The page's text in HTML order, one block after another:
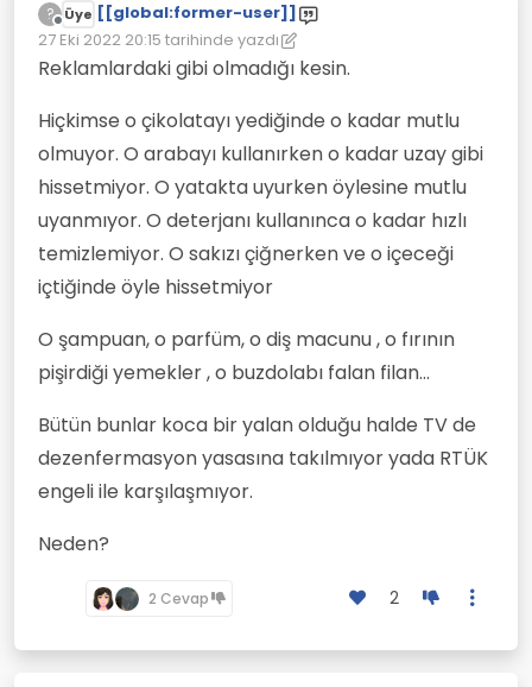
?
Çevrimdışı
Üye [[global:former-user]]
27 Eki 2022 20:15 tarihinde yazdı
Son düzenleyen: [[global:former-user]]
Reklamlardaki gibi olmadığı kesin.
Hiçkimse o çikolatayı yediğinde o kadar mutlu
olmuyor. O arabayı kullanırken o kadar uzay gibi
hissetmiyor. O yatakta uyurken öylesine mutlu
uyanmıyor. O deterjanı kullanınca o kadar hızlı
temizlemiyor. O sakızı çiğnerken ve o içeceği
içtiğinde öyle hissetmiyor
O şampuan, o parfüm, o diş macunu , o fırının
pişirdiği yemekler , o buzdolabı falan filan...
Bütün bunlar koca bir yalan olduğu halde TV de
dezenfermasyon yasasına takılmıyor yada RTÜK
engeli ile karşılaşmıyor.
Neden?
2 Cevap 2